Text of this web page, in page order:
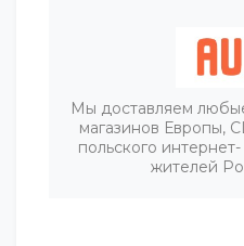
Мы доставляем
магазинов Европы,
польского
жителей